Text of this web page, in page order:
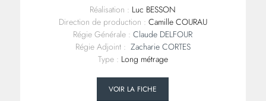
Réalisation : Luc BESSON
Direction de production : Camille COURAU
Régie Générale : Claude DELFOUR
Régie Adjoint : Zacharie CORTES
Type : Long métrage
VOIR LA FICHE